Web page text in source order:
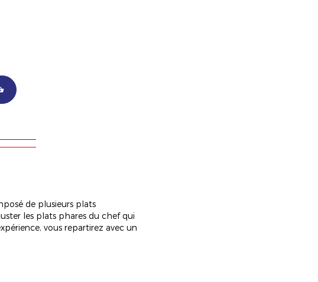
de plusieurs plats
les plats phares du chef qui
vous repartirez avec un